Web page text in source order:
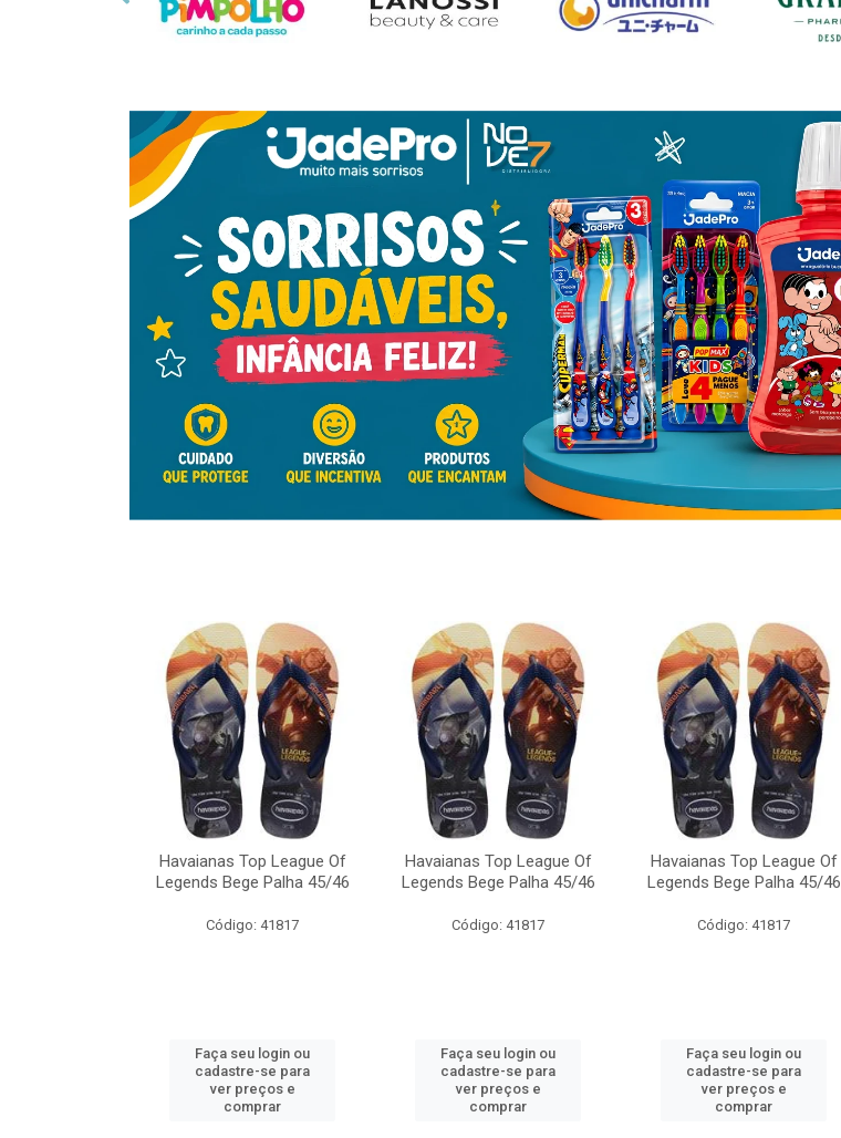
Havaianas Top League Of
Legends Bege Palha 45/46
Código: 41817
Faça seu login ou
cadastre-se para
ver preços e
comprar
Havaianas Top League Of
Legends Bege Palha 45/46
Código: 41817
Faça seu login ou
cadastre-se para
ver preços e
comprar
Havaianas Top League Of
Legends Bege Palha 45/46
Código: 41817
Faça seu login ou
cadastre-se para
ver preços e
comprar